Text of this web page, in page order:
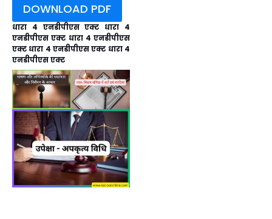
DOWNLOAD PDF
धारा 4 एनडीपीएस एक्ट धारा 4
एनडीपीएस एक्ट धारा 4 एनडीपीएस
एक्ट धारा 4 एनडीपीएस एक्ट धारा 4
एनडीपीएस एक्ट